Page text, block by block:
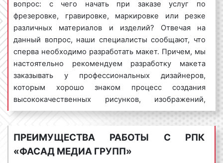
различных материалов и предметов в Гусь-
Хрустальном на профессиональной основе. Мы
оказываем следующий перечень услуг:
разработка и/или корректировка макета
наш дизайнер изготовит и/или скорректирует
макет с учетом ваших требований и
пожеланий. При этом будут учтены не только
пожелания заказчика, но и требования
действующего законодательства РФ;
подготовка изделия или объекта к
производственного цеха профессионально
подготовят материал или изделий к
вопрос: с чего начать при заказе услуг по
фрезеровке, гравировке, маркировке или резке
различных материалов и изделий? Отвечая на
данный вопрос, наши специалисты сообщают, что
сперва необходимо разработать макет. Причем, мы
настоятельно рекомендуем разработку макета
заказывать у профессиональных дизайнеров,
которым хорошо знаком процесс создания
высококачественных рисунков, изображений,
которые смогут подобрать правильный шрифт либо
Что такое дизайн? Под дизайном принято понимать
результат деятельности дизайнера по разработке,
ПРЕИМУЩЕСТВА РАБОТЫ С РПК
«ФАСАД МЕДИА ГРУПП»